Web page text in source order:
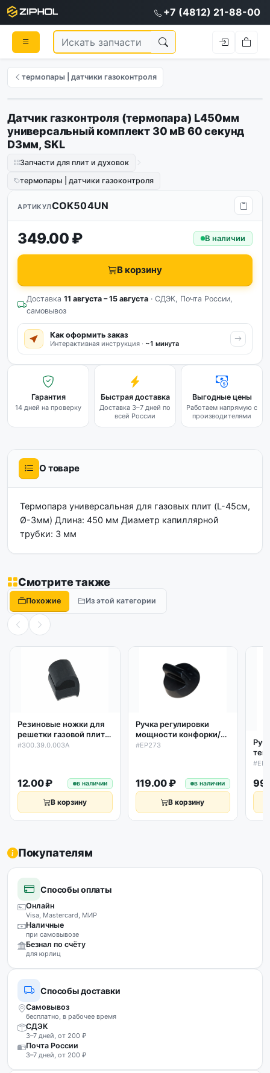
+7 (4812) 21-88-00
термопары | датчики газоконтроля
Датчик газконтроля (термопара) L450мм
универсальный комплект 30 мВ 60 секунд
D3мм, SKL
Запчасти для плит и духовок
термопары | датчики газоконтроля
АРТИКУЛCOK504UN
349.00 ₽ В наличии
В корзину
Доставка 11 августа – 15 августа · СДЭК, Почта России,
самовывоз
Как оформить заказ
Интерактивная инструкция · ~1 минута
Гарантия
14 дней на проверку
Быстрая доставка
Доставка 3–7 дней по
всей России
Выгодные цены
Работаем напрямую с
производителями
О товаре
Термопара универсальная для газовых плит (L-45см,
Ø-3мм) Длина: 450 мм Диаметр капиллярной
трубки: 3 мм
Смотрите также
Похожие Из этой категории
Резиновые ножки для
решетки газовой плиты
Gefest, Гефест
#300.39.0.003A
12.00 ₽ в наличии
В корзину
Ручка регулировки
мощности конфорки/
духовки D46/6мм,
#EP273
119.00 ₽ в наличии
В корзину
на
Покупателям
Способы оплаты
Онлайн
Visa, Mastercard, МИР
Наличные
при самовывозе
Безнал по счёту
для юрлиц
Способы доставки
Самовывоз
бесплатно, в рабочее время
СДЭК
3–7 дней, от 200 ₽
Почта России
3–7 дней, от 200 ₽